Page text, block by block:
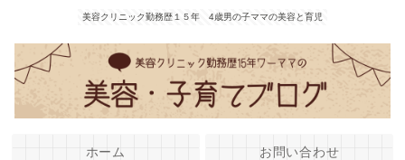
美容クリニック勤務歴１５年 4歳男の子ママの美容と育児
ホーム お問い合わせ